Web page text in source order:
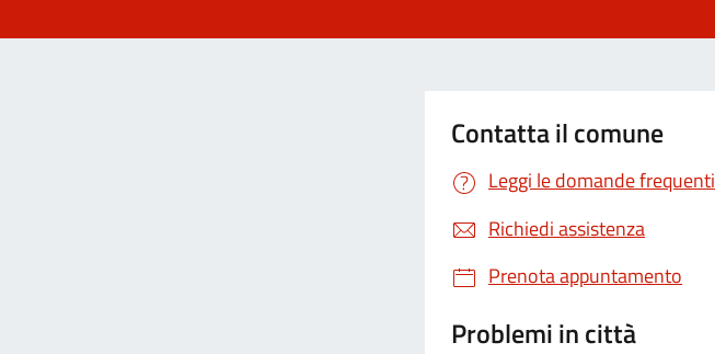
Contatta il comune
Leggi le domande frequenti
Richiedi assistenza
Prenota appuntamento
Problemi in città